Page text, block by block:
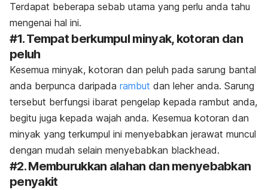
Terdapat beberapa sebab utama yang perlu anda tahu
mengenai hal ini.
#1. Tempat berkumpul minyak, kotoran dan
peluh
Kesemua minyak, kotoran dan peluh pada sarung bantal
anda berpunca daripada rambut dan leher anda. Sarung
tersebut berfungsi ibarat pengelap kepada rambut anda,
begitu juga kepada wajah anda. Kesemua kotoran dan
minyak yang terkumpul ini menyebabkan jerawat muncul
dengan mudah selain menyebabkan blackhead.
#2. Memburukkan alahan dan menyebabkan
penyakit